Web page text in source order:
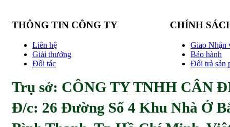
THÔNG TIN CÔNG TY
Liên hệ
Giải thưởng
Đối tác
CHÍNH
Giao Nhận
Bảo hành
Đổi trả sản
Trụ sở: CÔNG TY TNHH CÂN
Đ/c: 26 Đường Số 4 Khu Nhà Ở